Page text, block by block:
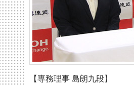
【専務理事 島朗九段】